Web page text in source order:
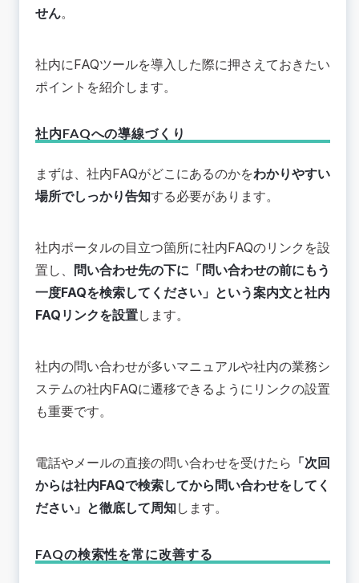
せん。
社内にFAQツールを導入した際に押さえておきたい
ポイントを紹介します。
社内FAQへの導線づくり
まずは、社内FAQがどこにあるのかをわかりやすい
場所でしっかり告知する必要があります。
社内ポータルの目立つ箇所に社内FAQのリンクを設
置し、 問い合わせ先の下に「問い合わせの前にもう
一度FAQを検索してください」という案内文と社内
FAQリンクを設置します。
社内の問い合わせが多いマニュアルや社内の業務シ
ステムの社内FAQに遷移できるようにリンクの設置
も重要です。
電話やメールの直接の問い合わせを受けたら 「次回
からは社内FAQで検索してから問い合わせをしてく
ださい」と徹底して周知します。
FAQの検索性を常に改善する